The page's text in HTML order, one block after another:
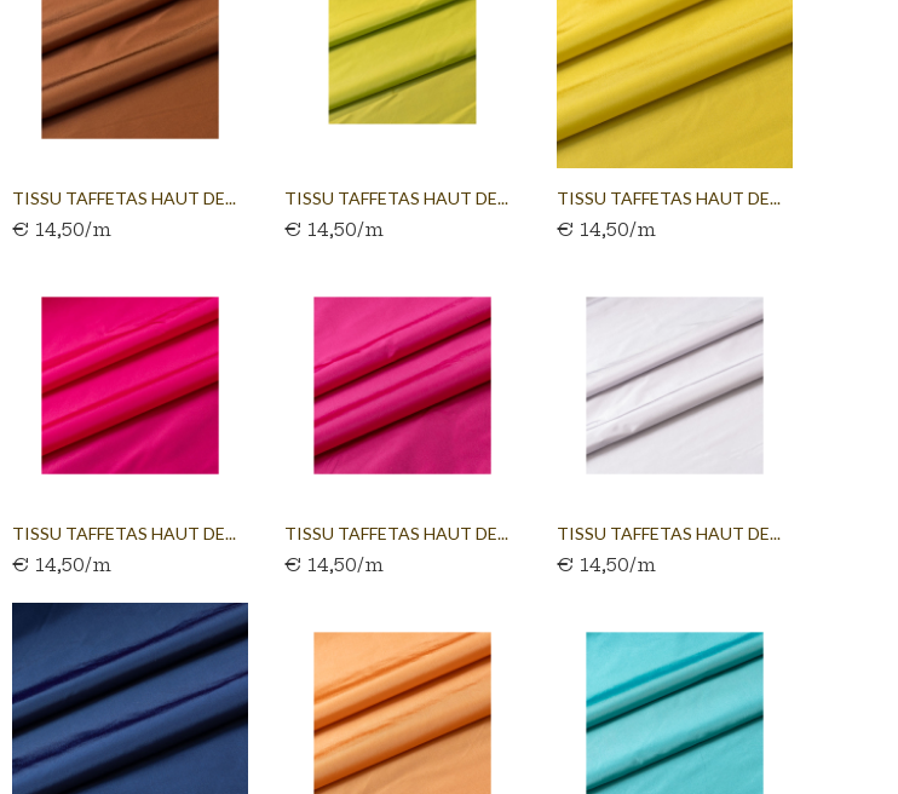
TISSU TAFFETAS HAUT DE...
€ 14,50/m
TISSU TAFFETAS HAUT DE...
€ 14,50/m
TISSU TAFFETAS HAUT DE...
€ 14,50/m
TISSU TAFFETAS HAUT DE...
€ 14,50/m
TISSU TAFFETAS HAUT DE...
€ 14,50/m
TISSU TAFFETAS HAUT DE...
€ 14,50/m